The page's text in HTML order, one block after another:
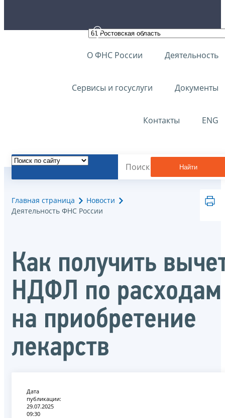
О ФНС России Деятельность
Сервисы и госуслуги Документы
Контакты ENG
Найти
Главная страница
Новости
Деятельность ФНС России
Как получить
НДФЛ по расходам
на приобретение
лекарств
Дата
публикации:
29.07.2025
09:30